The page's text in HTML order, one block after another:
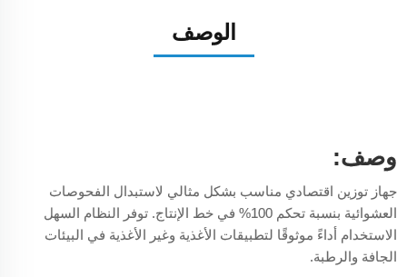
الوصف
وصف:
جهاز توزين اقتصادي مناسب بشكل مثالي لاستبدال الفحوصات
العشوائية بنسبة تحكم 100% في خط الإنتاج. توفر النظام السهل
الاستخدام أداءً موثوقًا لتطبيقات الأغذية وغير الأغذية في البيئات
الجافة والرطبة.